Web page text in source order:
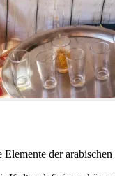
der